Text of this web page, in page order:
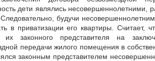
дети являлись несовершеннолетними,
будучи
в приватизации его квартиры. Считает,
законного представителя на
передачи жилого помещения в
законным представителем